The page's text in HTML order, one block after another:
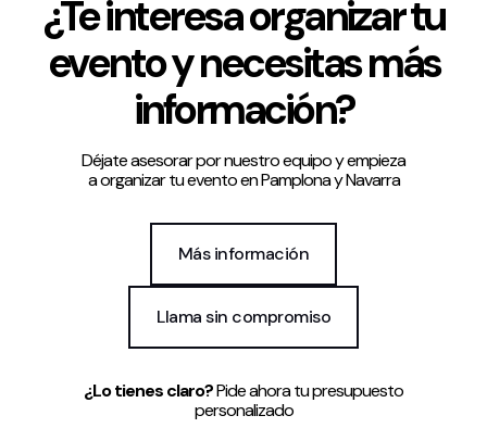
¿Te interesa organizar tu
evento y necesitas más
información?
Déjate asesorar por nuestro equipo y empieza
a organizar tu evento en Pamplona y Navarra
Más información
Llama sin compromiso
¿Lo tienes claro?Pide ahora tu presupuesto
personalizado